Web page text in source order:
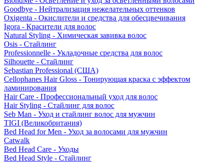
Goodbye - Нейтрализация нежелательных оттенков
Oxigenta - Окислители и средства для обесцвечивания
Igora - Красители для волос
Natural Styling - Химическая завивка волос
Osis - Стайлинг
Professionnelle - Укладочные средства для волос
Silhouette - Стайлинг
Sebastian Professional (США)
Cellophanes Hair Gloss - Тонирующая краска с эффектом
ламинирования
Hair Care - Профессиональный уход для волос
Hair Styling - Стайлинг для волос
Seb Man - Уход и стайлинг волос для мужчин
TIGI (Великобритания)
Bed Head for Men - Уход за волосами для мужчин
Catwalk
Bed Head Care - Уходы
Bed Head Style - Стайлинг